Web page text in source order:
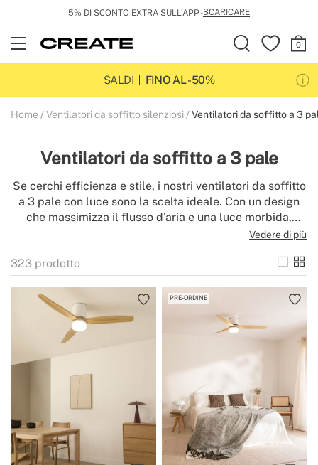
SPEDIZIONE GRATUITA DA 99€
Open
Menu
SALDI
FINO AL -50%
Home Ventilatori da soffitto silenziosi Ventilatori da soffitto a 3
Ventilatori da soffitto a 3 pale
Se cerchi efficienza e stile, i nostri ventilatori da soffitto
a 3 pale con luce sono la scelta ideale. Con un design
che massimizza il flusso d'aria e una luce morbida,
questi ventilatori sono perfetti per chi desidera una casa
Goditi un ambiente piacevole e ben illuminato in ogni
momento!
Vedere di più
323 prodotto
PRE-ORDINE